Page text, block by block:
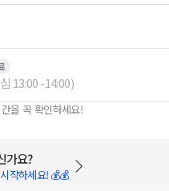
13:00-14:00)
을 꼭 확인하세요!
가요?
작하세요! 💰💰